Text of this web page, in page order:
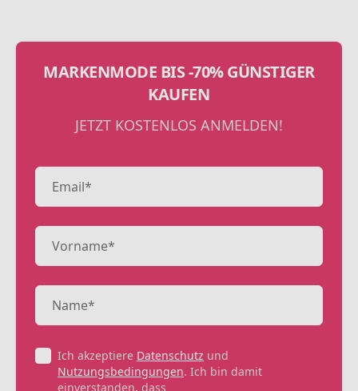
MARKENMODE BIS -70% GÜNSTIGER
KAUFEN
JETZT KOSTENLOS ANMELDEN!
Ich akzeptiere Datenschutz und
Nutzungsbedingungen. Ich bin damit
einverstanden, dass